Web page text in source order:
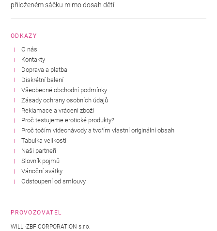
přiloženém sáčku mimo dosah dětí.
ODKAZY
O nás
Kontakty
Doprava a platba
Diskrétní balení
Všeobecné obchodní podmínky
Zásady ochrany osobních údajů
Reklamace a vrácení zboží
Proč testujeme erotické produkty?
Proč točím videonávody a tvořím vlastní originální obsah
Tabulka velikostí
Naši partneři
Slovník pojmů
Vánoční svátky
Odstoupení od smlouvy
PROVOZOVATEL
WILLI-ZBF CORPORATION s.r.o.